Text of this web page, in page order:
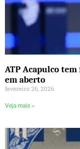
ATP Acapulco
em aberto
fevereiro 26, 2026
Veja mais »